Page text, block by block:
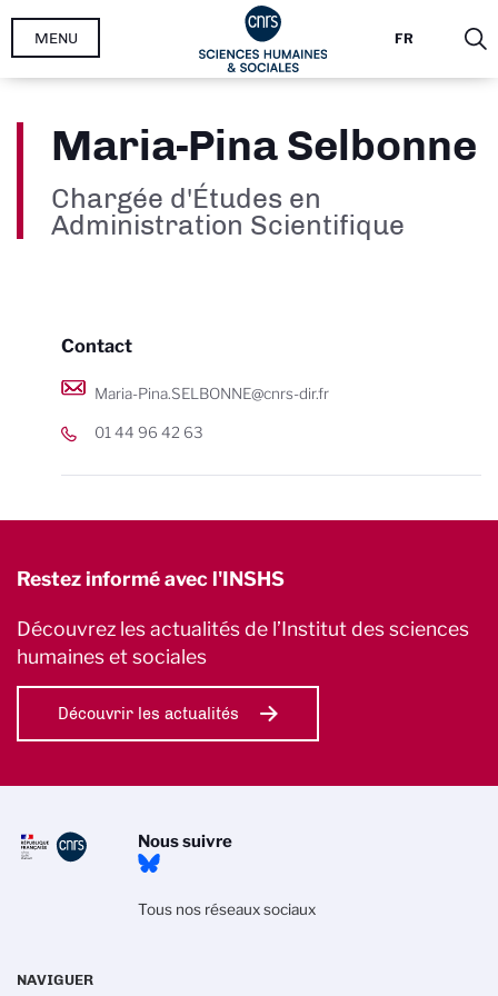
Aller
FR
MENU
Maria-Pina Selbonne
Chargée d'Études en
Administration Scientifique
Contact
Maria-Pina.SELBONNE@cnrs-dir.fr
01 44 96 42 63
Restez informé avec l'INSHS
Découvrez les actualités de l’Institut des sciences
humaines et sociales
Découvrir les actualités
Nous suivre
Tous nos réseaux sociaux
NAVIGUER